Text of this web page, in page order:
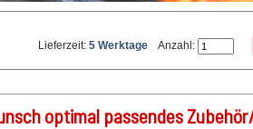
Lieferzeit: 5 Werktage Anzahl:
optimal passendes